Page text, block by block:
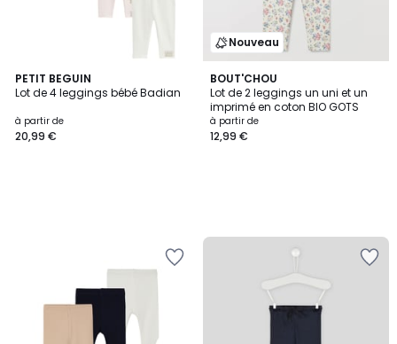
PETIT BEGUIN
Lot de 4 leggings bébé Badian
à partir de
20,99 €
Nouveau
BOUT'CHOU
Lot de 2 leggings un uni et un
imprimé en coton BIO GOTS
à partir de
12,99 €